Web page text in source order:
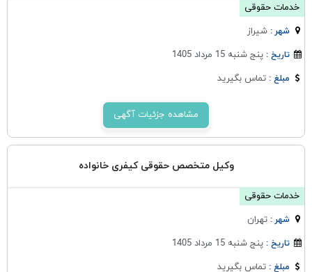
خدمات حقوقی
شهر :شيراز
تاریخ :پنج شنبه 15 مرداد 1405
مبلغ :تماس بگیرید
مشاهده جزئیات آگهی
وکیل متخصص حقوقی کیفری خانواده
خدمات حقوقی
شهر :تهران
تاریخ :پنج شنبه 15 مرداد 1405
مبلغ :تماس بگیرید